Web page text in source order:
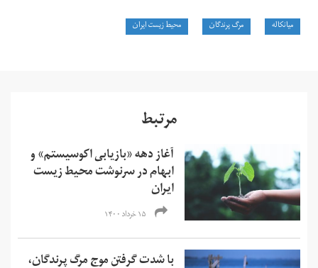
میانکاله مرگ پرندگان محیط زیست ایران
مرتبط
آغاز دهه‌ «بازیابی اکوسیستم» و
ابهام در سرنوشت محیط زیست
ایران
۱۵ خرداد ۱۴۰۰
با شدت گرفتن موج مرگ پرندگان،